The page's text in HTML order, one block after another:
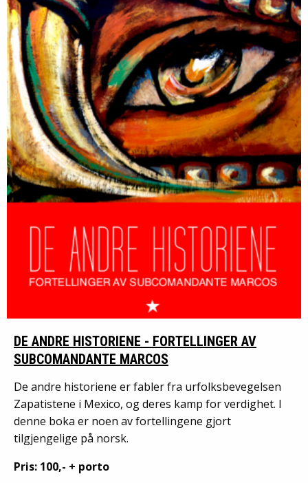
DE ANDRE HISTORIENE - FORTELLINGER AV
SUBCOMANDANTE MARCOS
De andre historiene er fabler fra urfolksbevegelsen
Zapatistene i Mexico, og deres kamp for verdighet. I
denne boka er noen av fortellingene gjort
tilgjengelige på norsk.
Pris: 100,- + porto